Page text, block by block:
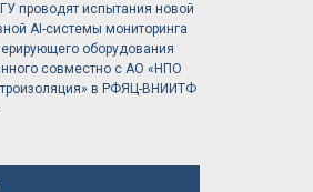
проводят испытания новой
AI-системы мониторинга
оборудования
совместно с АО «НПО
в РФЯЦ-ВНИИТФ